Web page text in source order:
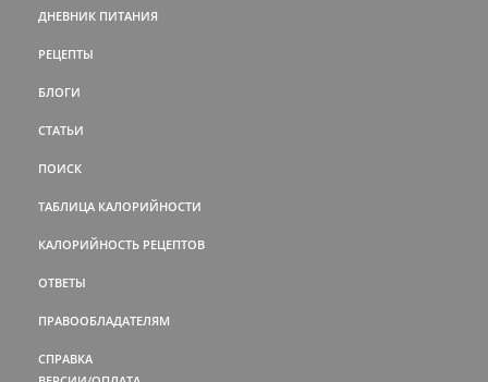
ДНЕВНИК ПИТАНИЯ
РЕЦЕПТЫ
БЛОГИ
СТАТЬИ
ПОИСК
ТАБЛИЦА КАЛОРИЙНОСТИ
КАЛОРИЙНОСТЬ РЕЦЕПТОВ
ОТВЕТЫ
ПРАВООБЛАДАТЕЛЯМ
СПРАВКА